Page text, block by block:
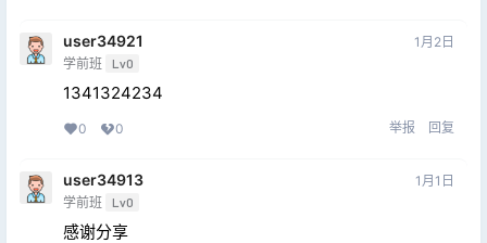
user34921
学前班 Lv0
1月2日
1341324234
0 0 举报 回复
user34913
学前班 Lv0
1月1日
感谢分享